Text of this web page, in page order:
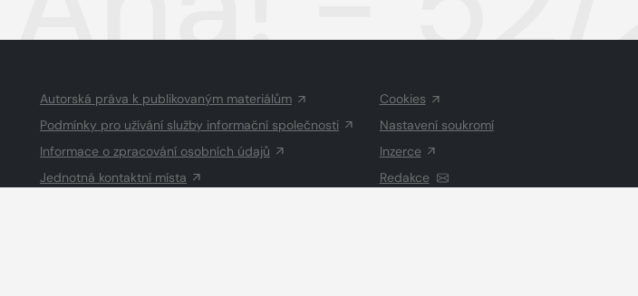
Autorská práva k publikovaným materiálům
Podmínky pro užívání služby informační společnosti
Informace o zpracování osobních údajů
Jednotná kontaktní místa
Cookies
Nastavení soukromí
Inzerce
Redakce